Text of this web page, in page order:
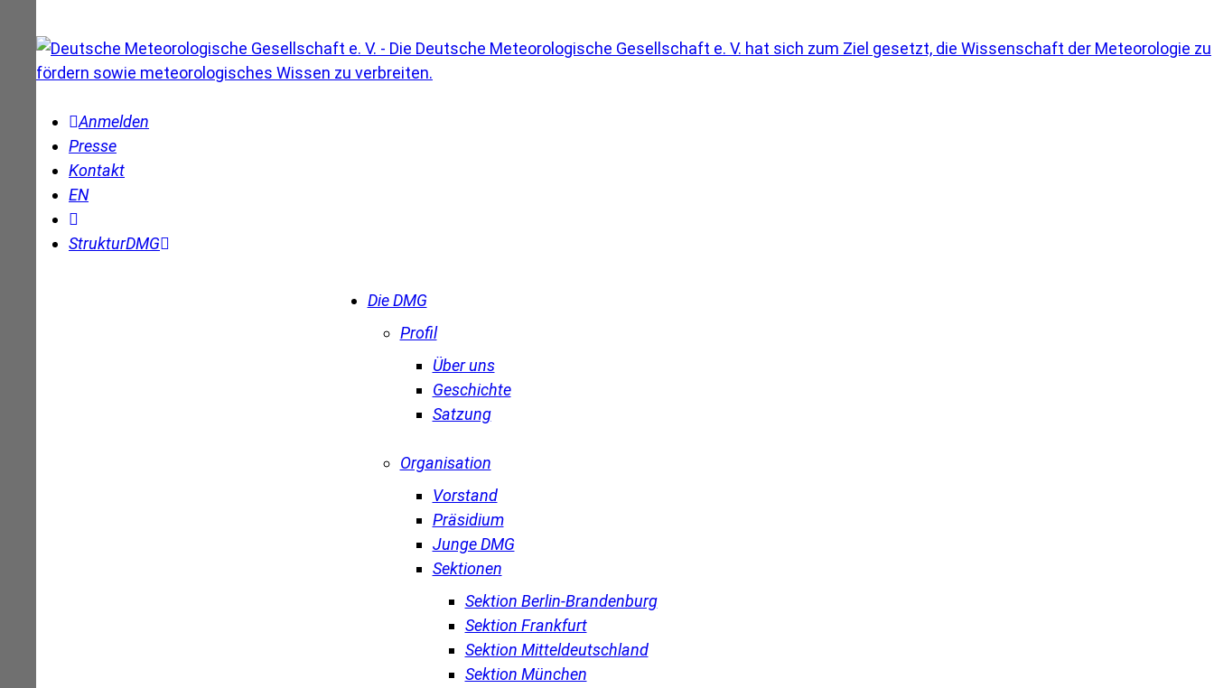
Anmelden
Presse
Kontakt
EN
StrukturDMG
Die DMG
Profil
Über uns
Geschichte
Satzung
Organisation
Vorstand
Präsidium
Junge DMG
Sektionen
Sektion Berlin-Brandenburg
Sektion Frankfurt
Sektion Mitteldeutschland
Sektion München